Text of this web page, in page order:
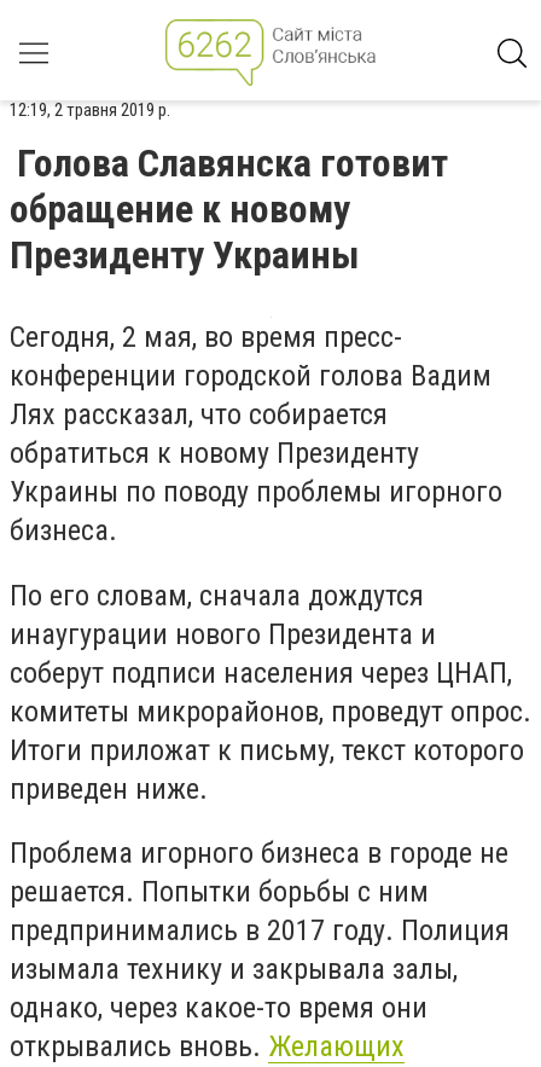
12:19, 2 травня 2019 р.
Голова Славянска готовит
обращение к новому
Президенту Украины
Сегодня, 2 мая, во время пресс-
конференции городской голова Вадим
Лях рассказал, что собирается
обратиться к новому Президенту
Украины по поводу проблемы игорного
бизнеса.
По его словам, сначала дождутся
инаугурации нового Президента и
соберут подписи населения через ЦНАП,
комитеты микрорайонов, проведут опрос.
Итоги приложат к письму, текст которого
приведен ниже.
Проблема игорного бизнеса в городе не
решается. Попытки борьбы с ним
предпринимались в 2017 году. Полиция
изымала технику и закрывала залы,
однако, через какое-то время они
открывались вновь. Желающих